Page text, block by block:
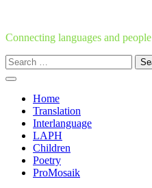
content
Connecting languages and people
Search
for:
Home
Translation
Interlanguage
LAPH
Children
Poetry
ProMosaik